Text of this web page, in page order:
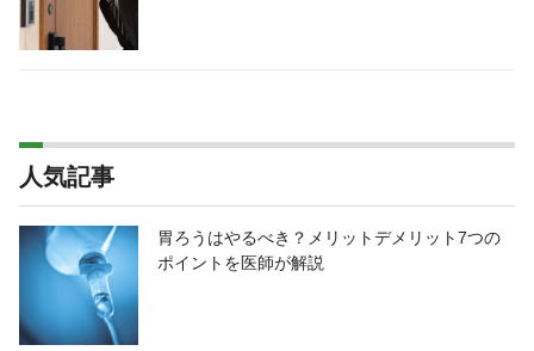
人気記事
胃ろうはやるべき？メリットデメリット7つの
ポイントを医師が解説